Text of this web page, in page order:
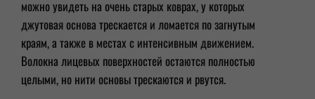
можно увидеть на очень старых коврах, у которых
джутовая основа трескается и ломается по загнутым
краям, а также в местах с интенсивным движением.
Волокна лицевых поверхностей остаются полностью
целыми, но нити основы трескаются и рвутся.